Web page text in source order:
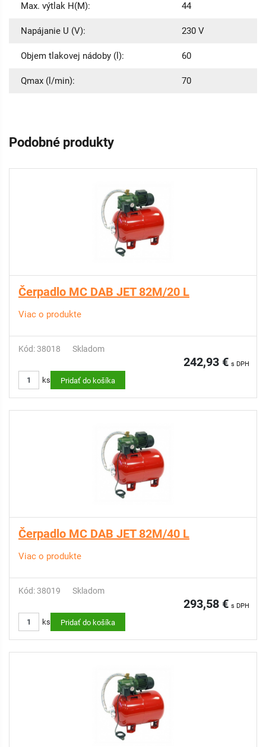
Max. výtlak H(M): 44
Napájanie U (V): 230 V
Objem tlakovej nádoby (l): 60
Qmax (l/min): 70
Podobné produkty
Čerpadlo MC DAB JET 82M/20 L
Viac o produkte
Kód: 38018 Skladom
242,93 € s DPH
ks Pridať do košíka
Čerpadlo MC DAB JET 82M/40 L
Viac o produkte
Kód: 38019 Skladom
293,58 € s DPH
ks Pridať do košíka